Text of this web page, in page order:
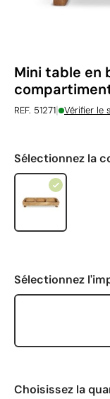
Mini table en
REF. 51271| Vérifier le
Sélectionnez la
Sélectionnez
Choisissez la